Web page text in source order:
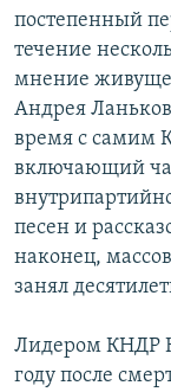
постепенный
течение
мнение
Андрея
время с самим
включающий
песен и
наконец,
занял
Лидером КНДР
году после